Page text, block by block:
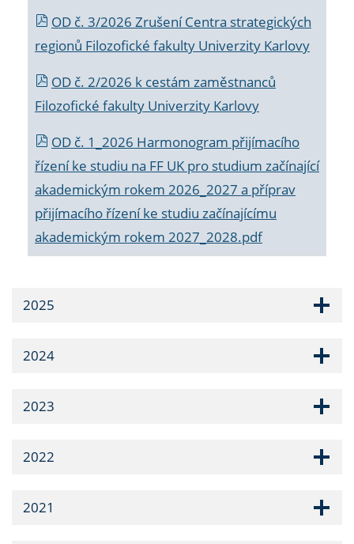
OD č. 3/2026 Zrušení Centra strategických
regionů Filozofické fakulty Univerzity Karlovy
OD č. 2/2026 k cestám zaměstnanců
Filozofické fakulty Univerzity Karlovy
OD č. 1_2026 Harmonogram přijímacího
řízení ke studiu na FF UK pro studium začínající
akademickým rokem 2026_2027 a příprav
přijímacího řízení ke studiu začínajícímu
akademickým rokem 2027_2028.pdf
2025
2024
2023
2022
2021